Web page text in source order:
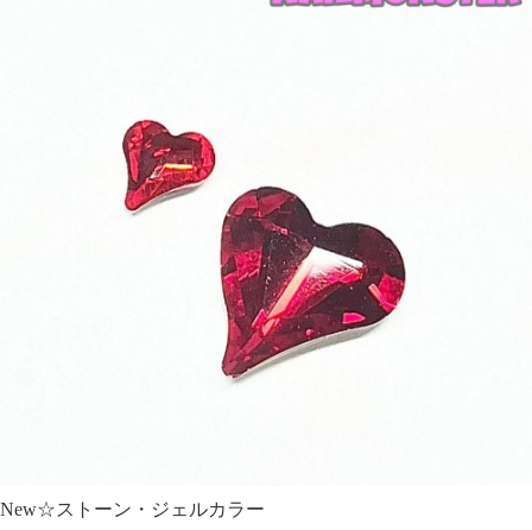
New☆ストーン・ジェルカラー